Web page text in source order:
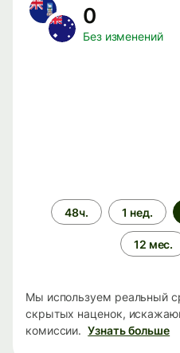
0
Без изменений
Период
времени
48ч. 1 нед.
12 мес.
Мы используем реальный
скрытых наценок,
комиссии. Узнать больше